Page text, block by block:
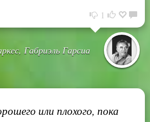
1
Габриэль Гарсиа
или плохого, пока